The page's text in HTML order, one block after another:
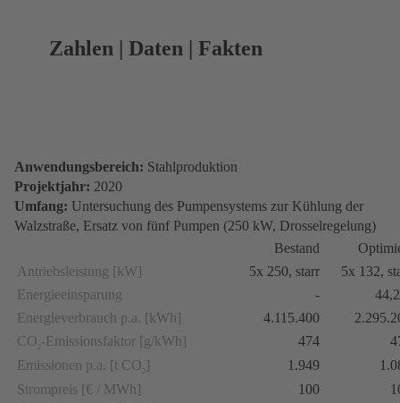
Zahlen | Daten | Fakten
Anwendungsbereich: Stahlproduktion
Projektjahr: 2020
Umfang: Untersuchung des Pumpensystems zur Kühlung der
Walzstraße, Ersatz von fünf Pumpen (250 kW, Drosselregelung)
Bestand
Antriebsleistung [kW]
5x 250, starr
5x 132,
Energieeinsparung
-
Energieverbrauch p.a. [kWh]
4.115.400
CO -Emissionsfaktor [g/kWh] 474
Emissionen p.a. [t CO ] 1.949
Strompreis [€ / MWh]
100